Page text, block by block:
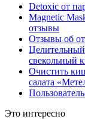
Detoxic от
Magnetic
отзывы
Отзывы об
Целительный
свекольный
Очистить
салата
Это интересно